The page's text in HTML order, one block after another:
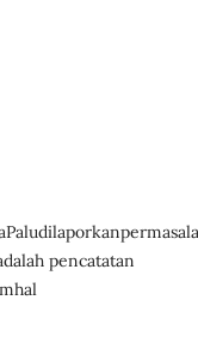
pencatatan